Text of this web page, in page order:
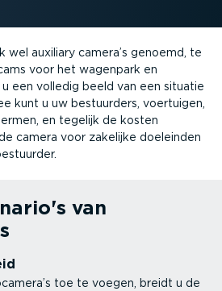
wel auxiliary camera’s genoemd, te
voor het wagenpark en
een volledig beeld van een situatie
kunt u uw bestuurders, voertuigen,
en tegelijk de kosten
camera voor zakelijke doeleinden
van
toe te voegen, breidt u de